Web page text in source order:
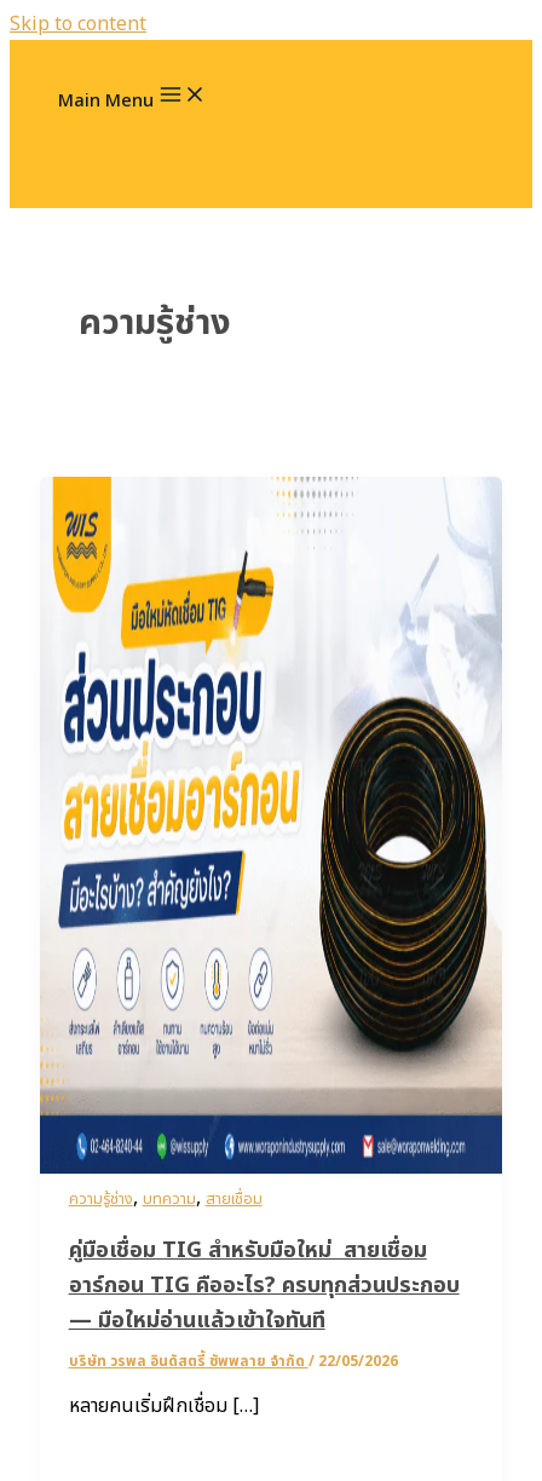
Skip to content
Main Menu
ความรู้ช่าง
ความรู้ช่าง,บทความ,สายเชื่อม
คู่มือเชื่อม TIG สำหรับมือใหม่ สายเชื่อม
อาร์กอน TIG คืออะไร? ครบทุกส่วนประกอบ
— มือใหม่อ่านแล้วเข้าใจทันที
บริษัท วรพล อินดัสตรี้ ซัพพลาย จำกัด / 22/05/2026
หลายคนเริ่มฝึกเชื่อม […]